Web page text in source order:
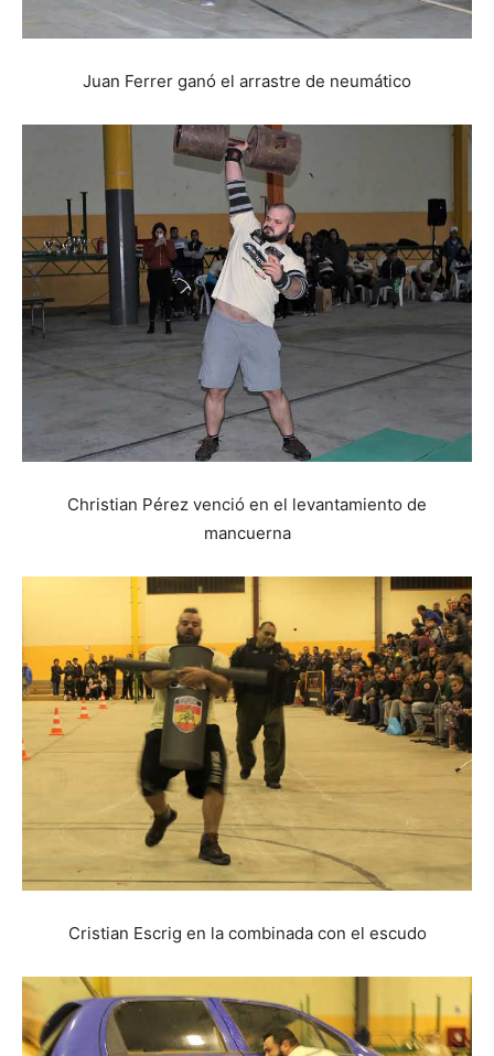
Juan Ferrer ganó el arrastre de neumático
Christian Pérez venció en el levantamiento de
mancuerna
Cristian Escrig en la combinada con el escudo